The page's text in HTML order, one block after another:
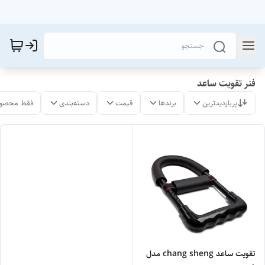
فنر تقویت ساعد
پربازدیدترین برندها قیمت دسته‌بندی فقط
تقویت ساعد chang sheng مدل